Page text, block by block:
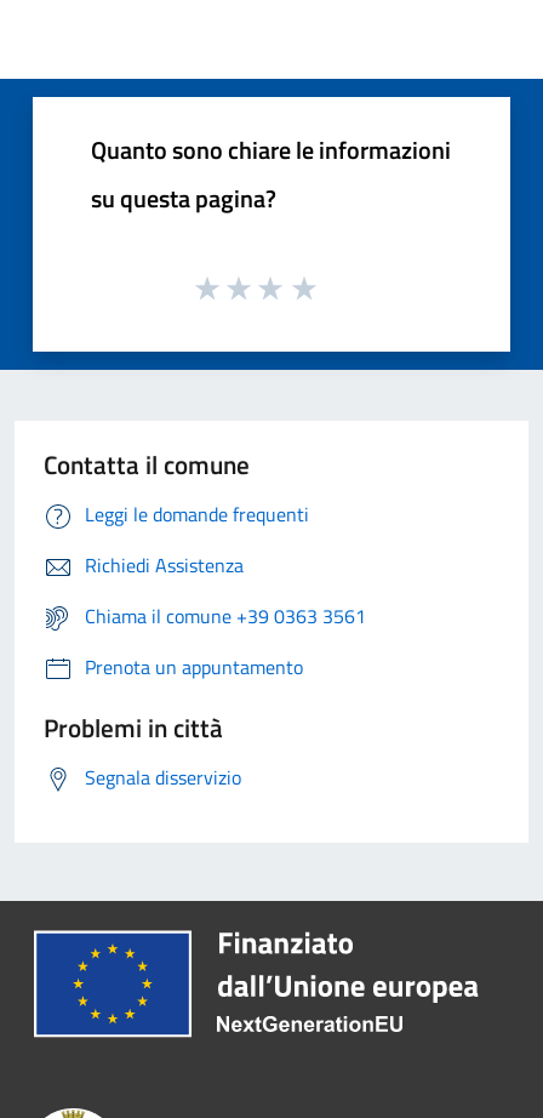
Quanto sono chiare le informazioni
su questa pagina?
Contatta il comune
Leggi le domande frequenti
Richiedi Assistenza
Chiama il comune +39 0363 3561
Prenota un appuntamento
Problemi in città
Segnala disservizio